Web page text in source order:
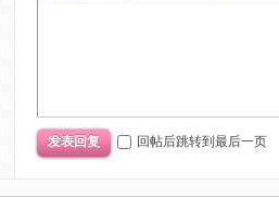
发表回复 回帖后跳转到最后一页